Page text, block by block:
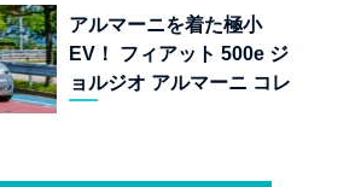
ーの至福
アルマーニを着た極小
EV！ フィアット 500e ジ
ョルジオ アルマーニ コレ